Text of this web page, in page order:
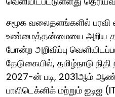
சமூக வலைதளங்களில் பரவி
உண்மைத்தன்மையை அறிய
போன்ற அறிவிப்பு
தேடுகையில், தமிழ்நாடு
2027-ன் படி, 2031ஆம்
பாலிடெக்னிக் மற்றும் ஐடிஐ